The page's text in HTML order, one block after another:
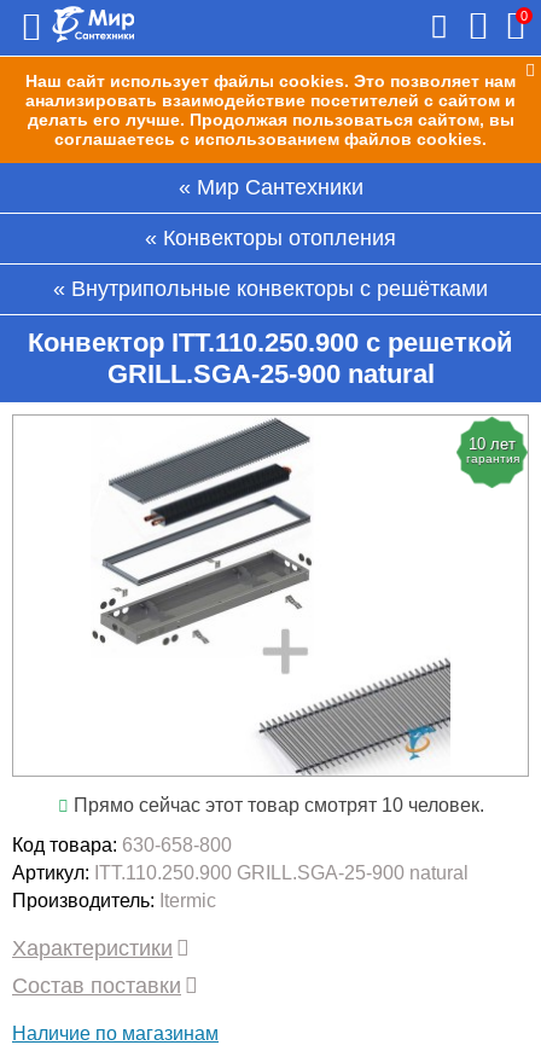
Наш сайт использует файлы cookies. Это позволяет нам
анализировать взаимодействие посетителей с сайтом и
делать его лучше. Продолжая пользоваться сайтом, вы
соглашаетесь с использованием файлов cookies.
0
Мир Сантехники
Конвекторы отопления
Внутрипольные конвекторы с решётками
Конвектор ITT.110.250.900 с решеткой
GRILL.SGA-25-900 natural
10 лет
гарантия
Прямо сейчас этот товар смотрят 10 человек.
Код товара: 630-658-800
Артикул: ITT.110.250.900 GRILL.SGA-25-900 natural
Производитель: Itermic
Характеристики
Состав поставки
Наличие по магазинам